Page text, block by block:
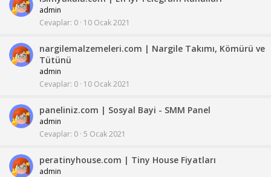
admin
Cevaplar 0 10 Ocak 2021
nargilemalzemeleri.com | Nargile Takımı, Kömürü ve
Tütünü
admin
Cevaplar 0 10 Ocak 2021
paneliniz.com | Sosyal Bayi - SMM Panel
admin
Cevaplar 0 5 Ocak 2021
peratinyhouse.com | Tiny House Fiyatları
admin